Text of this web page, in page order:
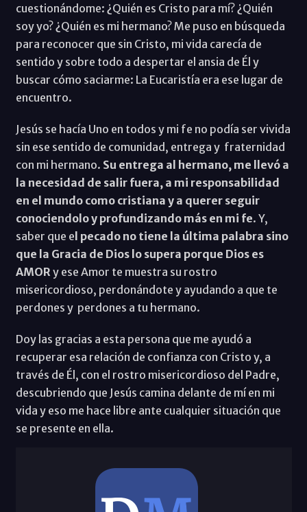
cuestionándome: ¿Quién es Cristo para mí? ¿Quién
soy yo? ¿Quién es mi hermano? Me puso en búsqueda
para reconocer que sin Cristo, mi vida carecía de
sentido y sobre todo a despertar el ansia de Él y
buscar cómo saciarme: La Eucaristía era ese lugar de
encuentro.
Jesús se hacía Uno en todos y mi fe no podía ser vivida
sin ese sentido de comunidad, entrega y fraternidad
con mi hermano. Su entrega al hermano, me llevó a
la necesidad de salir fuera, a mi responsabilidad
en el mundo como cristiana y a querer seguir
conociendolo y profundizando más en mi fe. Y,
saber que el pecado no tiene la última palabra sino
que la Gracia de Dios lo supera porque Dios es
AMOR y ese Amor te muestra su rostro
misericordioso, perdonándote y ayudando a que te
perdones y perdones a tu hermano.
Doy las gracias a esta persona que me ayudó a
recuperar esa relación de confianza con Cristo y, a
través de Él, con el rostro misericordioso del Padre,
descubriendo que Jesús camina delante de mí en mi
vida y eso me hace libre ante cualquier situación que
se presente en ella.